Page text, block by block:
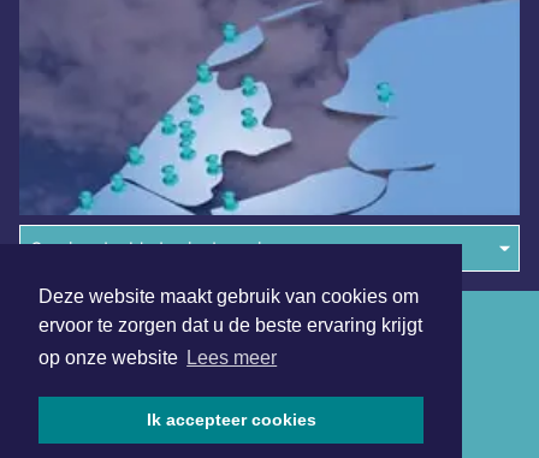
Deze website maakt gebruik van cookies om
ervoor te zorgen dat u de beste ervaring krijgt
op onze website Lees meer
Ik accepteer cookies
Overige dagbladen in de regio
Algemene voorwaarden
Disclaimer